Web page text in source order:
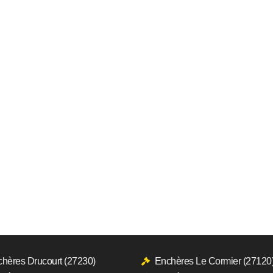
Drucourt (27230)
Enchères Le Cormier